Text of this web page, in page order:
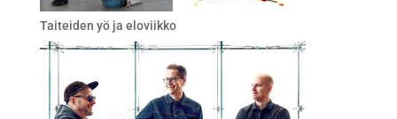
Taiteiden yö ja eloviikko